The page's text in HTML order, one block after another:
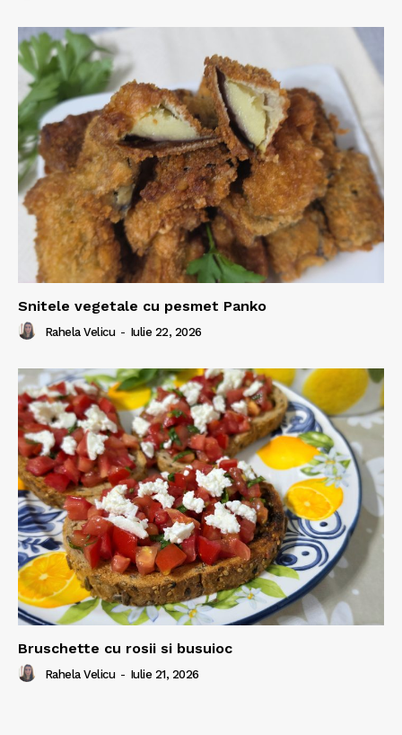
Snitele vegetale cu pesmet Panko
Rahela Velicu - Iulie 22, 2026
Bruschette cu rosii si busuioc
Rahela Velicu - Iulie 21, 2026